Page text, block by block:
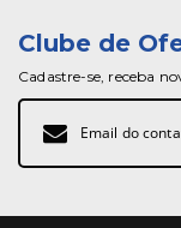
Clube de
Cadastre-se, receba
Inscreva-
na
Newsletter: